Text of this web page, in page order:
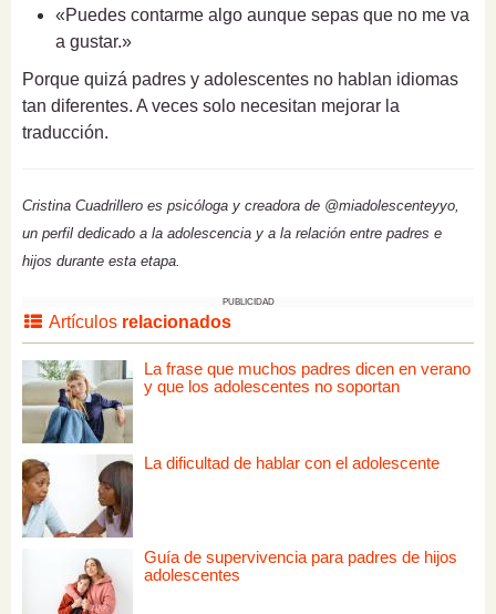
«Puedes contarme algo aunque sepas que no me va
a gustar.»
Porque quizá padres y adolescentes no hablan idiomas
tan diferentes. A veces solo necesitan mejorar la
traducción.
Cristina Cuadrillero es psicóloga y creadora de @miadolescenteyyo,
un perfil dedicado a la adolescencia y a la relación entre padres e
hijos durante esta etapa.
PUBLICIDAD
Artículos relacionados
La frase que muchos padres dicen en verano
y que los adolescentes no soportan
La dificultad de hablar con el adolescente
Guía de supervivencia para padres de hijos
adolescentes